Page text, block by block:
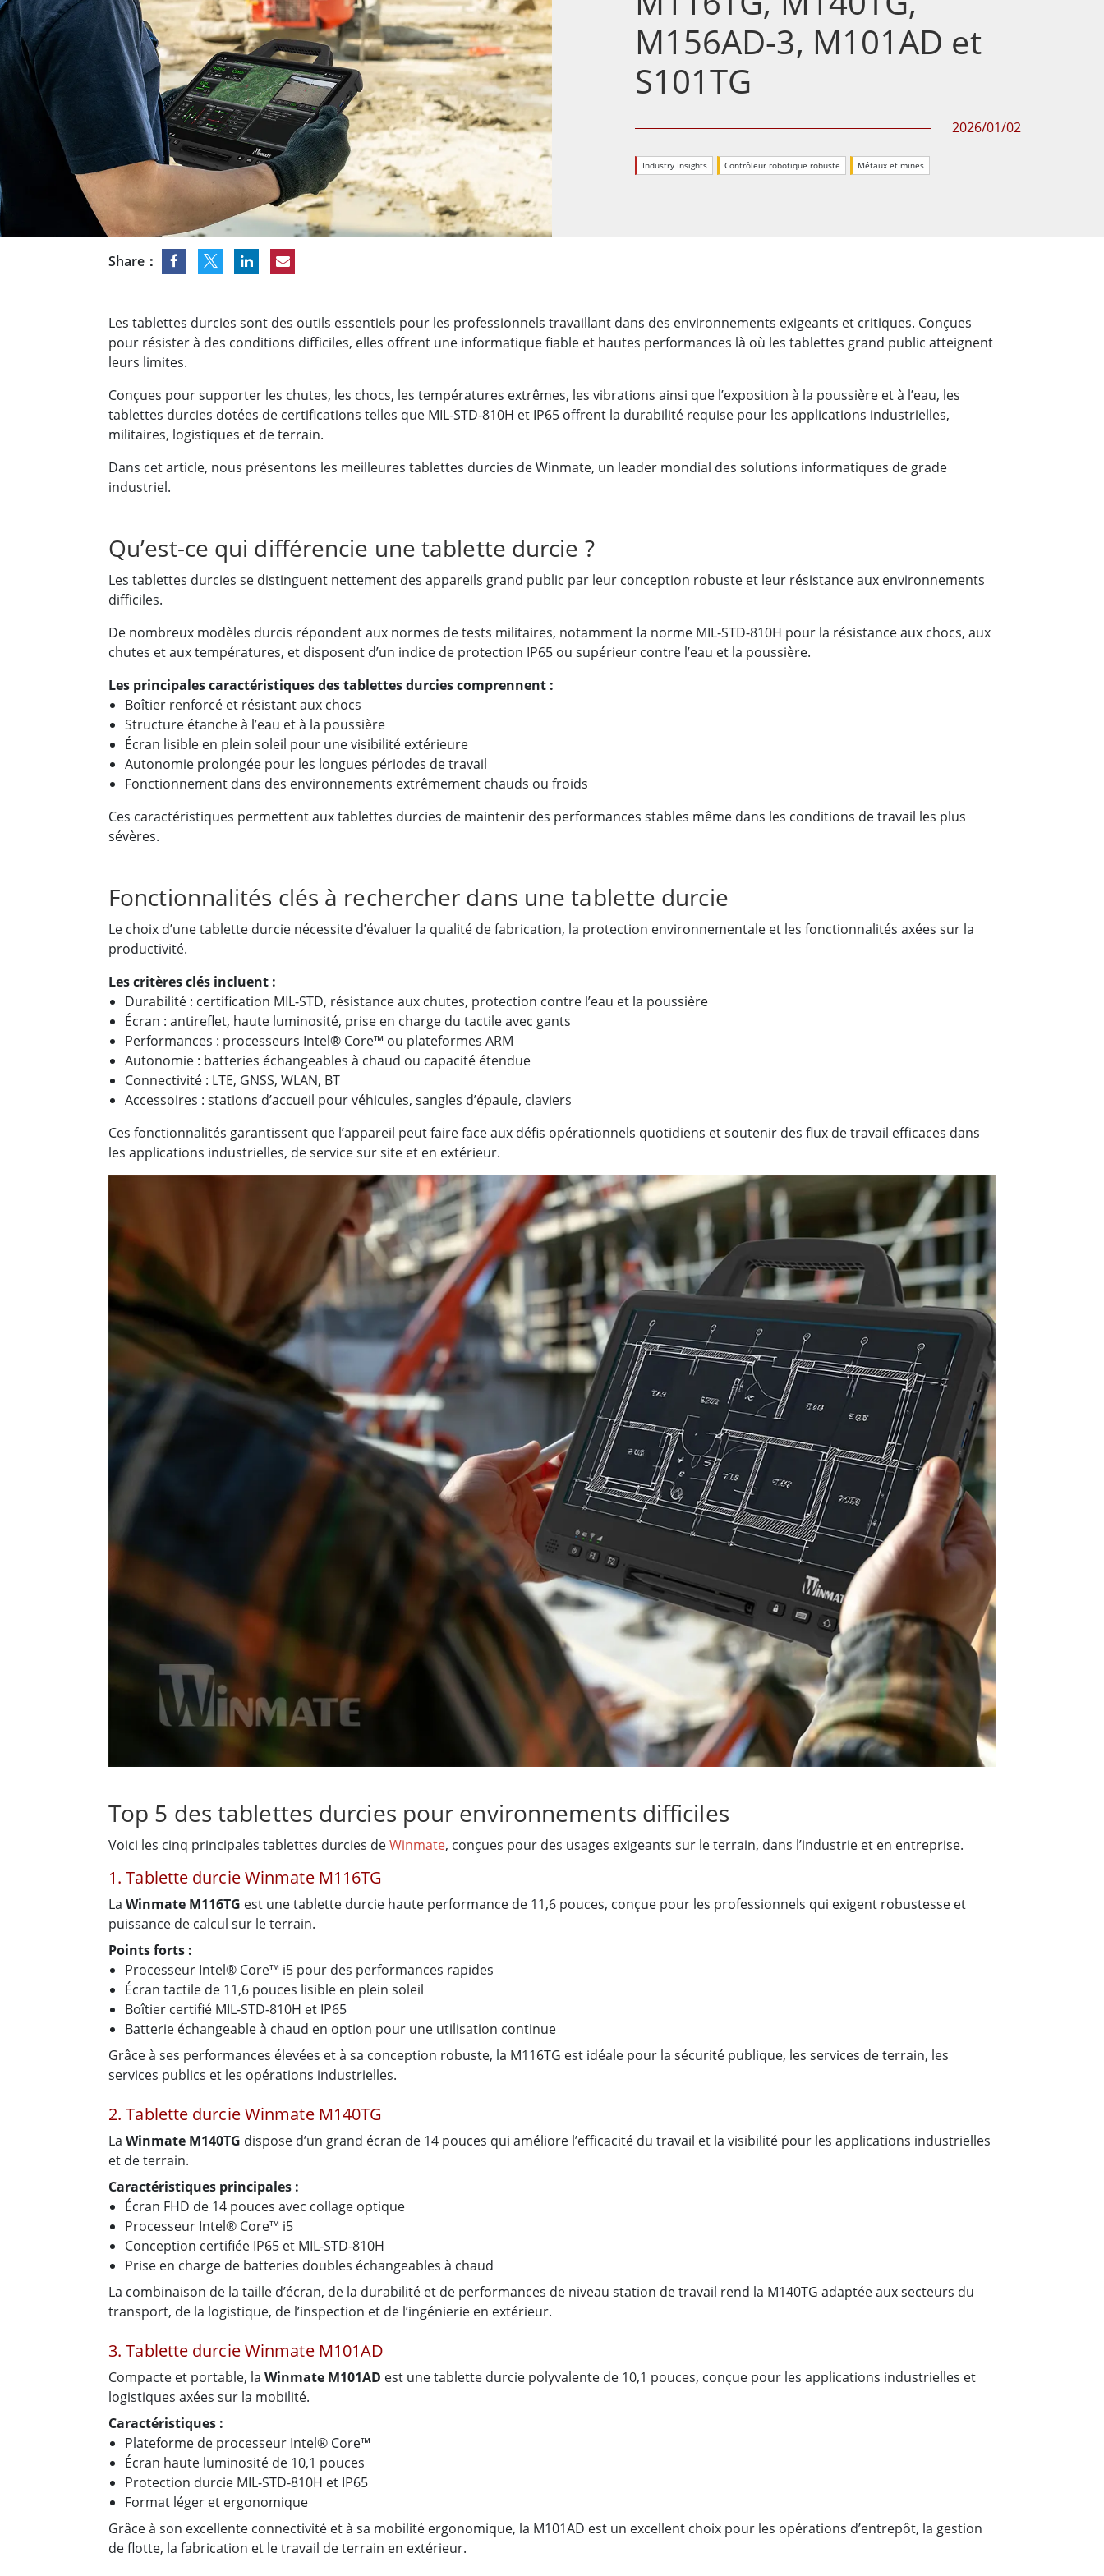
Tablettes pour ordinateurs embarqués
Passerelle radio
More
Écran pour la santé
Ordinateurs embarqués marine
More
Contrôleur robotique
robuste
Mobilité Edge AI
Contrôleur de robot
Pétrole et gaz, classe ATEX
Tablette durcie certifié ATEX
Terminaux portables robustes certifiés
ATEX
Panneau PC certifiés ATEX
More
Ordinateur IA
Mobilité Edge AI
Panneau PC Edge AI
Acier inoxydable
M156AD-3, M101AD et
S101TG
2026/01/02
Industry Insights Contrôleur robotique robuste Métaux et mines
Share：
Les tablettes durcies sont des outils essentiels pour les professionnels travaillant dans des environnements exigeants et critiques. Conçues
pour résister à des conditions difficiles, elles offrent une informatique fiable et hautes performances là où les tablettes grand public atteignent
leurs limites.
Conçues pour supporter les chutes, les chocs, les températures extrêmes, les vibrations ainsi que l’exposition à la poussière et à l’eau, les
tablettes durcies dotées de certifications telles que MIL-STD-810H et IP65 offrent la durabilité requise pour les applications industrielles,
militaires, logistiques et de terrain.
Dans cet article, nous présentons les meilleures tablettes durcies de Winmate, un leader mondial des solutions informatiques de grade
industriel.
Qu’est-ce qui différencie une tablette durcie ?
Les tablettes durcies se distinguent nettement des appareils grand public par leur conception robuste et leur résistance aux environnements
difficiles.
De nombreux modèles durcis répondent aux normes de tests militaires, notamment la norme MIL-STD-810H pour la résistance aux chocs, aux
chutes et aux températures, et disposent d’un indice de protection IP65 ou supérieur contre l’eau et la poussière.
Les principales caractéristiques des tablettes durcies comprennent :
Boîtier renforcé et résistant aux chocs
Structure étanche à l’eau et à la poussière
Écran lisible en plein soleil pour une visibilité extérieure
Autonomie prolongée pour les longues périodes de travail
Fonctionnement dans des environnements extrêmement chauds ou froids
Ces caractéristiques permettent aux tablettes durcies de maintenir des performances stables même dans les conditions de travail les plus
sévères.
Fonctionnalités clés à rechercher dans une tablette durcie
Le choix d’une tablette durcie nécessite d’évaluer la qualité de fabrication, la protection environnementale et les fonctionnalités axées sur la
productivité.
Les critères clés incluent :
Durabilité : certification MIL-STD, résistance aux chutes, protection contre l’eau et la poussière
Écran : antireflet, haute luminosité, prise en charge du tactile avec gants
Performances : processeurs Intel® Core™ ou plateformes ARM
Autonomie : batteries échangeables à chaud ou capacité étendue
Connectivité : LTE, GNSS, WLAN, BT
Accessoires : stations d’accueil pour véhicules, sangles d’épaule, claviers
Ces fonctionnalités garantissent que l’appareil peut faire face aux défis opérationnels quotidiens et soutenir des flux de travail efficaces dans
les applications industrielles, de service sur site et en extérieur.
Top 5 des tablettes durcies pour environnements difficiles
Voici les cinq principales tablettes durcies deWinmate, conçues pour des usages exigeants sur le terrain, dans l’industrie et en entreprise.
1. Tablette durcie Winmate M116TG
La Winmate M116TG est une tablette durcie haute performance de 11,6 pouces, conçue pour les professionnels qui exigent robustesse et
puissance de calcul sur le terrain.
Points forts :
Processeur Intel® Core™ i5 pour des performances rapides
Écran tactile de 11,6 pouces lisible en plein soleil
Boîtier certifié MIL-STD-810H et IP65
Batterie échangeable à chaud en option pour une utilisation continue
Grâce à ses performances élevées et à sa conception robuste, la M116TG est idéale pour la sécurité publique, les services de terrain, les
services publics et les opérations industrielles.
2. Tablette durcie Winmate M140TG
La Winmate M140TG dispose d’un grand écran de 14 pouces qui améliore l’efficacité du travail et la visibilité pour les applications industrielles
et de terrain.
Caractéristiques principales :
Écran FHD de 14 pouces avec collage optique
Processeur Intel® Core™ i5
Conception certifiée IP65 et MIL-STD-810H
Prise en charge de batteries doubles échangeables à chaud
La combinaison de la taille d’écran, de la durabilité et de performances de niveau station de travail rend la M140TG adaptée aux secteurs du
transport, de la logistique, de l’inspection et de l’ingénierie en extérieur.
3. Tablette durcie Winmate M101AD
Compacte et portable, la Winmate M101AD est une tablette durcie polyvalente de 10,1 pouces, conçue pour les applications industrielles et
logistiques axées sur la mobilité.
Caractéristiques :
Plateforme de processeur Intel® Core™
Écran haute luminosité de 10,1 pouces
Protection durcie MIL-STD-810H et IP65
Format léger et ergonomique
Grâce à son excellente connectivité et à sa mobilité ergonomique, la M101AD est un excellent choix pour les opérations d’entrepôt, la gestion
de flotte, la fabrication et le travail de terrain en extérieur.